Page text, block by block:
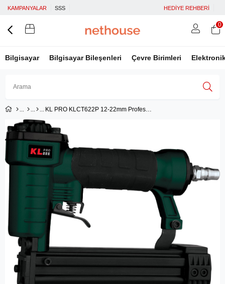
KAMPANYALAR SSS HEDİYE REHBERİ
Bilgisayar Bilgisayar Bileşenleri Çevre Birimleri
0
KL PRO KLCT622P 12-22mm Profesyonel Havalı Çivi Çakma Tabancası